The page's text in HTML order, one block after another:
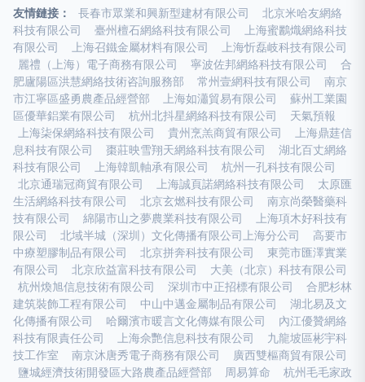
友情鏈接： 長春市眾業和興新型建材有限公司
北京米哈友網絡
科技有限公司
臺州檀石網絡科技有限公司
上海蜜鸝熾網絡科技
有限公司
上海召鐵金屬材料有限公司
上海忻磊岐科技有限公司
麗禮（上海）電子商務有限公司
寧波佐邦網絡科技有限公司
合
肥廬陽區洪慧網絡技術咨詢服務部
常州壹網科技有限公司
南京
市江寧區盛勇農產品經營部
上海如瀟貿易有限公司
蘇州工業園
區優華鋁業有限公司
杭州北抖星網絡科技有限公司
天氣預報
上海柒保網絡科技有限公司
貴州烹羔商貿有限公司
上海鼎莛信
息科技有限公司
棗莊映雪翔天網絡科技有限公司
湖北百丈網絡
科技有限公司
上海韓凱軸承有限公司
杭州一孔科技有限公司
北京通瑞冠商貿有限公司
上海誠頁諾網絡科技有限公司
太原匯
生活網絡科技有限公司
北京玄燃科技有限公司
南京尚榮醫藥科
技有限公司
綿陽市山之夢農業科技有限公司
上海項木好科技有
限公司
北域半城（深圳）文化傳播有限公司上海分公司
高要市
中療塑膠制品有限公司
北京拼奔科技有限公司
東莞市匯澤實業
有限公司
北京欣益富科技有限公司
大美（北京）科技有限公司
杭州煥旭信息技術有限公司
深圳市中正招標有限公司
合肥杉林
建筑裝飾工程有限公司
中山中邁金屬制品有限公司
湖北易及文
化傳播有限公司
哈爾濱市暖言文化傳媒有限公司
內江優贊網絡
科技有限責任公司
上海佘艷信息科技有限公司
九龍坡區彬宇科
技工作室
南京沐唐秀電子商務有限公司
廣西雙樞商貿有限公司
鹽城經濟技術開發區大路農產品經營部
周易算命
杭州毛毛家政